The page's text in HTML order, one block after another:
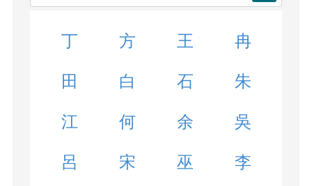
丁 方 王 冉
田 白 石 朱
江 何 余 吳
呂 宋 巫 李